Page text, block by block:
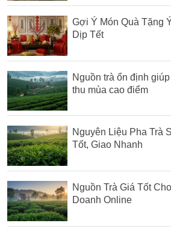
Gợi Ý Món Quà Tặng
Dịp Tết
Nguồn trà ổn định
thu mùa cao điểm
Nguyên Liệu Pha Trà
Tốt, Giao Nhanh
Nguồn Trà Giá Tốt
Doanh Online